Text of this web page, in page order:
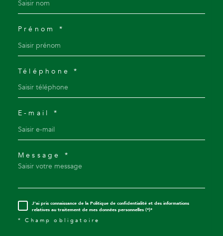
Prénom *
Téléphone *
E-mail *
Message *
J'ai pris connaissance de la Politique de confidentialité et des informations
relatives au traitement de mes données personnelles (*)*
* Champ obligatoire